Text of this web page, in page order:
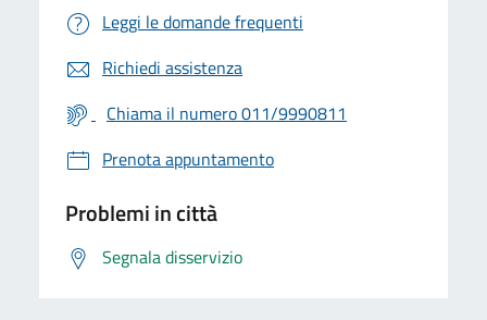
Leggi le domande frequenti
Richiedi assistenza
Chiama il numero 011/9990811
Prenota appuntamento
Problemi in città
Segnala disservizio